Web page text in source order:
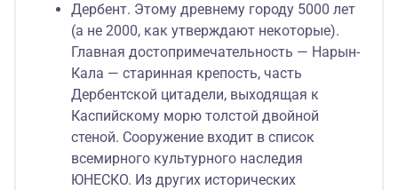
Дербент. Этому древнему городу 5000 лет
(а не 2000, как утверждают некоторые).
Главная достопримечательность — Нарын-
Кала — старинная крепость, часть
Дербентской цитадели, выходящая к
Каспийскому морю толстой двойной
стеной. Сооружение входит в список
всемирного культурного наследия
ЮНЕСКО. Из других исторических